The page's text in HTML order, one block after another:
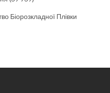
Біорозкладної Плівки